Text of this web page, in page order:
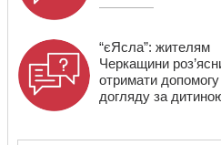
“єЯсла”: жителям
Черкащини
отримати
догляду за